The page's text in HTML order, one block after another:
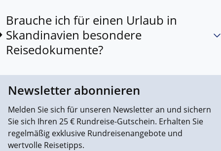
Brauche ich für einen Urlaub in
Skandinavien besondere
Reisedokumente?
Newsletter abonnieren
Melden Sie sich für unseren Newsletter an und sichern
Sie sich Ihren 25 € Rundreise-Gutschein. Erhalten Sie
regelmäßig exklusive Rundreisenangebote und
wertvolle Reisetipps.